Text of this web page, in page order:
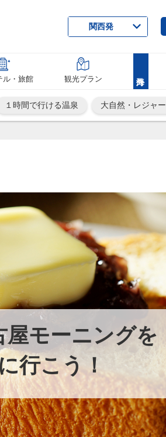
関西発
ル・旅館 観光プラン
１時間で行ける温泉 大自然・レジャー
屋モーニングを
行こう！